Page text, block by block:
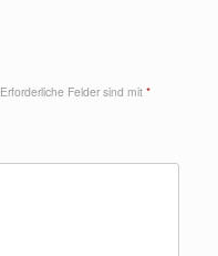
Erforderliche Felder sind mit *